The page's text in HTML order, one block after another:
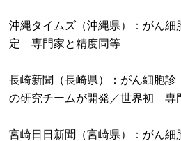
沖縄タイムズ（沖縄県）：がん
定 専門家と精度同等
長崎新聞（長崎県）：がん細胞
の研究チームが開発／世界初 専
宮崎日日新聞（宮崎県）：がん